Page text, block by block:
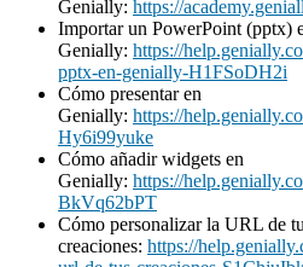
Genially: https://
Importar un PowerPoint (pptx)
Genially: https://
pptx-en-genially-H1FSoDH2i
Cómo presentar en
Genially: https://
Hy6i99yuke
Cómo añadir widgets en
Genially: https://
BkVq62bPT
Cómo personalizar la URL de
creaciones: https://